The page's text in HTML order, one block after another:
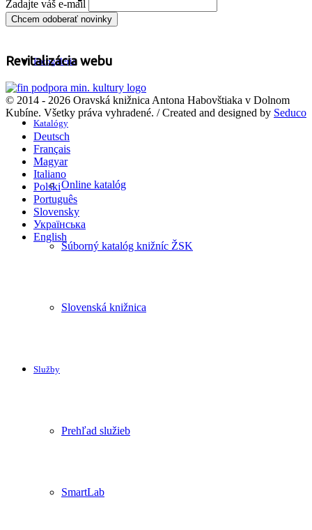
Fotogaléria
Katalógy
Online katalóg
Súborný katalóg knižníc ŽSK
Slovenská knižnica
Služby
Prehľad služieb
SmartLab
Zadajte váš e-mail
Revitalizácia webu
© 2014 - 2026 Oravská knižnica Antona Habovštiaka v Dolnom
Kubíne. Všetky práva vyhradené. / Created and designed by Seduco
Deutsch
Français
Magyar
Italiano
Polski
Português
Slovensky
Українська
English